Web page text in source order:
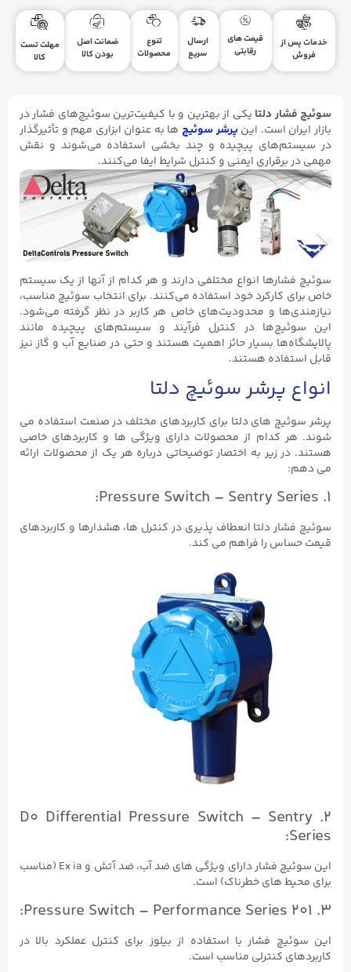
خدمات پس از
فروش
قیمت های
رقابتی
ارسال
سریع
تنوع
محصولات
ضمانت اصل
بودن کالا
مهلت تست
کالا
سوئیچ فشار دلتا یکی از بهترین و با کیفیت‌ترین سوئیچ‌های فشار در
بازار ایران است. این پرشر سوئیچ‌ ها به عنوان ابزاری مهم و تأثیرگذار
در سیستم‌های پیچیده و چند بخشی استفاده می‌شوند و نقش
مهمی در برقراری ایمنی و کنترل شرایط ایفا می‌کنند.
سوئیچ فشارها انواع مختلفی دارند و هر کدام از آنها از یک سیستم
خاص برای کارکرد خود استفاده می‌کنند. برای انتخاب سوئیچ مناسب،
نیازمندی‌ها و محدودیت‌های خاص هر کاربر در نظر گرفته می‌شود.
این سوئیچ‌ها در کنترل فرآیند و سیستم‌های پیچیده مانند
پالایشگاه‌ها بسیار حائز اهمیت هستند و حتی در صنایع آب و گاز نیز
قابل استفاده هستند.
انواع پرشر سوئیچ دلتا
پرشر سوئیچ های دلتا برای کاربردهای مختلف در صنعت استفاده می
شوند. هر کدام از محصولات دارای ویژگی ها و کاربردهای خاصی
هستند. در زیر به اختصار توضیحاتی درباره هر یک از محصولات ارائه
می دهم:
1. Pressure Switch – Sentry Series:
سوئیچ فشار دلتا انعطاف پذیری در کنترل ها، هشدارها و کاربردهای
قیمت حساس را فراهم می کند.
2. D0 Differential Pressure Switch – Sentry
Series:
این سوئیچ فشار دارای ویژگی های ضد آب، ضد آتش و Ex ia (مناسب
برای محیط های خطرناک) است.
3. 201 Pressure Switch – Performance Series:
این سوئیچ فشار با استفاده از بیلوز برای کنترل عملکرد بالا در
کاربردهای کنترلی مناسب است.